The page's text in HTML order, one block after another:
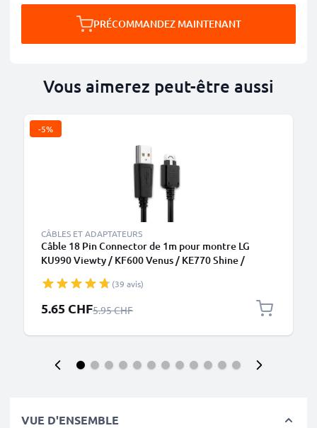
PRÉCOMMANDEZ MAINTENANT
Vous aimerez peut-être aussi
-5%
CÂBLES ET ADAPTATEURS
Câble 18 Pin Connector de 1m pour montre LG
KU990 Viewty / KF600 Venus / KE770 Shine /
charge noir en (39 avis)
Prix spécial
5.65 CHFPrix normal
5.95 CHF
VUE D'ENSEMBLE